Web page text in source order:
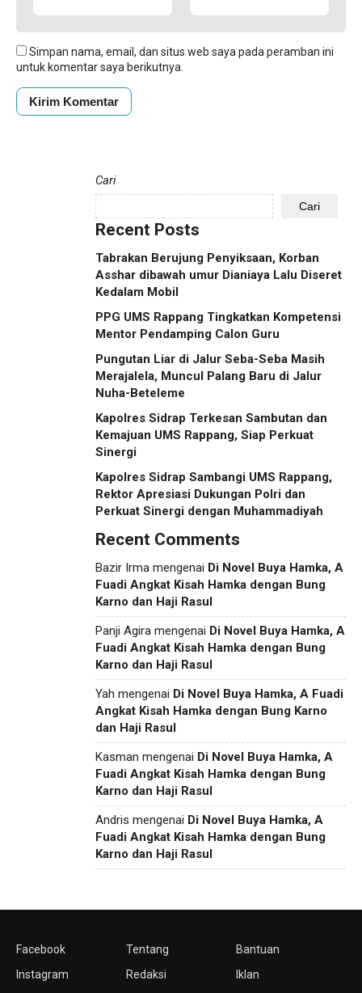
Simpan nama, email, dan situs web saya pada peramban ini
untuk komentar saya berikutnya.
Cari
Cari
Recent Posts
Tabrakan Berujung Penyiksaan, Korban
Asshar dibawah umur Dianiaya Lalu Diseret
Kedalam Mobil
PPG UMS Rappang Tingkatkan Kompetensi
Mentor Pendamping Calon Guru
Pungutan Liar di Jalur Seba-Seba Masih
Merajalela, Muncul Palang Baru di Jalur
Nuha-Beteleme
Kapolres Sidrap Terkesan Sambutan dan
Kemajuan UMS Rappang, Siap Perkuat
Sinergi
Kapolres Sidrap Sambangi UMS Rappang,
Rektor Apresiasi Dukungan Polri dan
Perkuat Sinergi dengan Muhammadiyah
Recent Comments
Bazir Irma mengenai Di Novel Buya Hamka, A
Fuadi Angkat Kisah Hamka dengan Bung
Karno dan Haji Rasul
Panji Agira mengenai Di Novel Buya Hamka, A
Fuadi Angkat Kisah Hamka dengan Bung
Karno dan Haji Rasul
Yah mengenai Di Novel Buya Hamka, A Fuadi
Angkat Kisah Hamka dengan Bung Karno
dan Haji Rasul
Kasman mengenai Di Novel Buya Hamka, A
Fuadi Angkat Kisah Hamka dengan Bung
Karno dan Haji Rasul
Andris mengenai Di Novel Buya Hamka, A
Fuadi Angkat Kisah Hamka dengan Bung
Karno dan Haji Rasul
Facebook
Instagram
Tentang
Redaksi
Bantuan
Iklan